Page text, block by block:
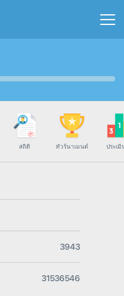
สถิติ ทัวร์นาเมนต์ ประเมิ
3943
31536546